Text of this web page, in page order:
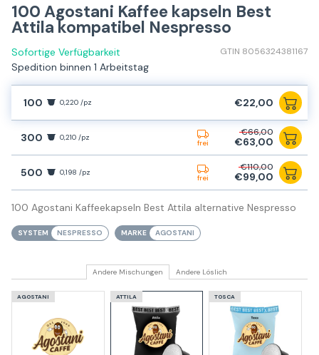
100 Agostani Kaffee kapseln Best
Attila kompatibel Nespresso
Sofortige Verfügbarkeit GTIN 8056324381167
Spedition binnen 1 Arbeitstag
100 0,220 /pz €22,00
300 0,210 /pz
frei
€66,00
€63,00
500 0,198 /pz
frei
€110,00
€99,00
100 Agostani Kaffeekapseln Best Attila alternative Nespresso
SYSTEM NESPRESSO MARKE AGOSTANI
Andere Mischungen Andere Löslich
AGOSTANI ATTILA TOSCA